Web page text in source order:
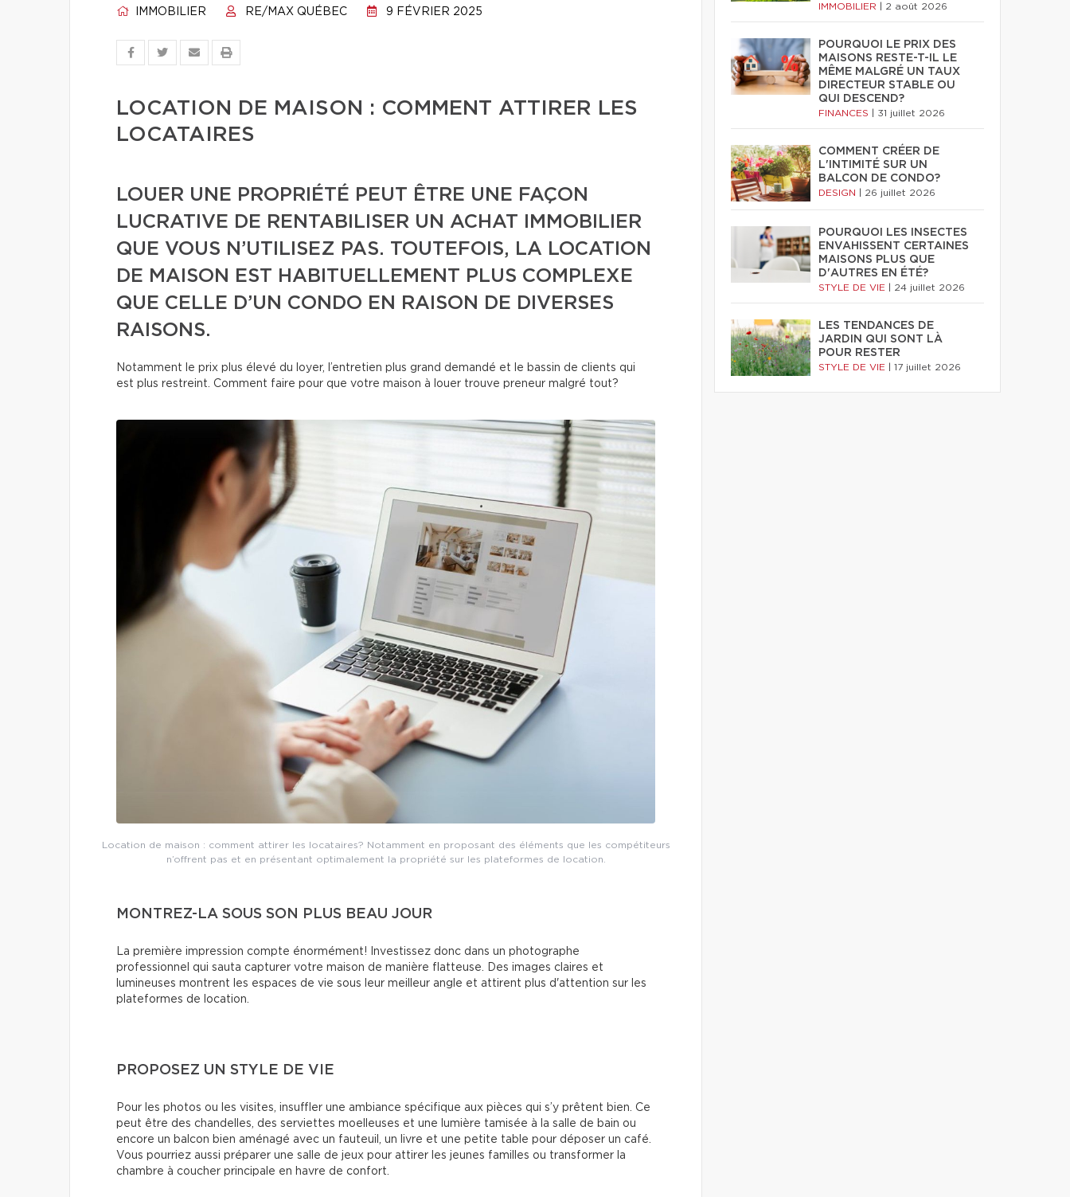
IMMOBILIER RE/MAX QUÉBEC 9 FÉVRIER 2025
LOCATION DE MAISON : COMMENT ATTIRER LES
LOCATAIRES
LOUER UNE PROPRIÉTÉ PEUT ÊTRE UNE FAÇON
LUCRATIVE DE RENTABILISER UN ACHAT IMMOBILIER
QUE VOUS N’UTILISEZ PAS. TOUTEFOIS, LA LOCATION
DE MAISON EST HABITUELLEMENT PLUS COMPLEXE
QUE CELLE D’UN CONDO EN RAISON DE DIVERSES
RAISONS.
Notamment le prix plus élevé du loyer, l’entretien plus grand demandé et le bassin de clients qui
est plus restreint. Comment faire pour que votre maison à louer trouve preneur malgré tout?
Location de maison : comment attirer les locataires? Notamment en proposant des éléments que les compétiteurs
n’offrent pas et en présentant optimalement la propriété sur les plateformes de location.
MONTREZ-LA SOUS SON PLUS BEAU JOUR
La première impression compte énormément! Investissez donc dans un photographe
professionnel qui sauta capturer votre maison de manière flatteuse. Des images claires et
lumineuses montrent les espaces de vie sous leur meilleur angle et attirent plus d'attention sur les
plateformes de location.
PROPOSEZ UN STYLE DE VIE
Pour les photos ou les visites, insuffler une ambiance spécifique aux pièces qui s’y prêtent bien. Ce
peut être des chandelles, des serviettes moelleuses et une lumière tamisée à la salle de bain ou
encore un balcon bien aménagé avec un fauteuil, un livre et une petite table pour déposer un café.
Vous pourriez aussi préparer une salle de jeux pour attirer les jeunes familles ou transformer la
chambre à coucher principale en havre de confort.
IMMOBILIER 2 août 2026
POURQUOI LE PRIX DES
MAISONS RESTE-T-IL LE
MÊME MALGRÉ UN TAUX
DIRECTEUR STABLE OU
QUI DESCEND?
FINANCES 31 juillet 2026
COMMENT CRÉER DE
L'INTIMITÉ SUR UN
BALCON DE CONDO?
DESIGN 26 juillet 2026
POURQUOI LES INSECTES
ENVAHISSENT CERTAINES
MAISONS PLUS QUE
D'AUTRES EN ÉTÉ?
STYLE DE VIE 24 juillet 2026
LES TENDANCES DE
JARDIN QUI SONT LÀ
POUR RESTER
STYLE DE VIE 17 juillet 2026